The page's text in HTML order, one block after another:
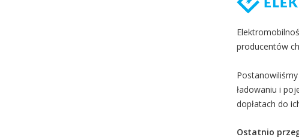
producentów
ładowaniu i
dopłatach do
Ostatnio